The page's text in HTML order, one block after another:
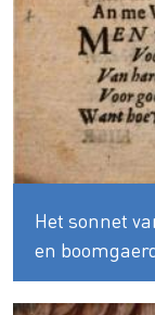
Het sonnet
en